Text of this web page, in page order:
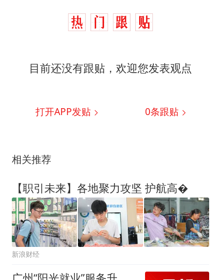
目前还没有跟贴，欢迎您发表观点
打开APP发贴 0条跟贴
相关推荐
【职引未来】各地聚力攻坚 护航高�
新浪财经